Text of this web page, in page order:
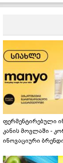
ფერმენტირებული
კანის მოვლაში -
ინოვაციური